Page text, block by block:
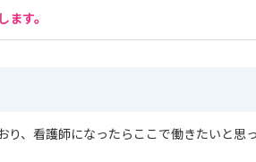
す。
、看護師になったらここで働きたいと思